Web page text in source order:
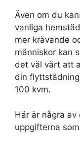
Även om du
vanliga
mer krävande
människor kan
det väl värt att
din
100 kvm.
Här är några
uppgifterna